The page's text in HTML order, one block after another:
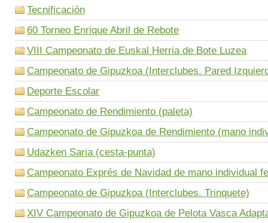
Tecnificación
60 Torneo Enrique Abril de Rebote
VIII Campeonato de Euskal Herria de Bote Luzea
Campeonato de Gipuzkoa (Interclubes. Pared
Deporte Escolar
Campeonato de Rendimiento (paleta)
Campeonato de Gipuzkoa de Rendimiento (mano
Udazken Saria (cesta-punta)
Campeonato Exprés de Navidad de mano individual
Campeonato de Gipuzkoa (Interclubes. Trinquete)
XIV Campeonato de Gipuzkoa de Pelota Vasca